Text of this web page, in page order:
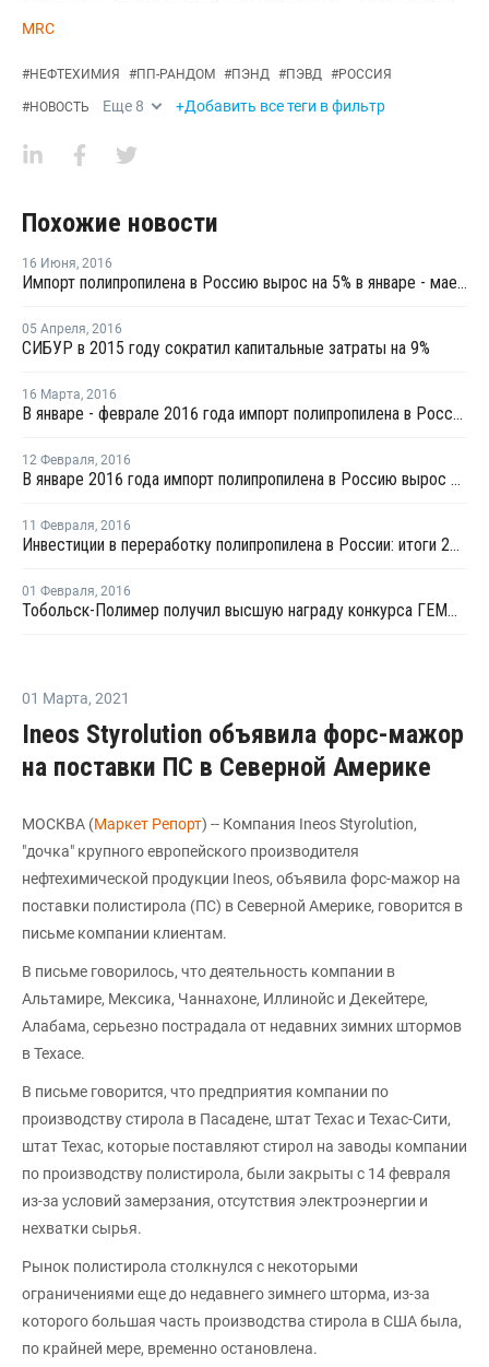
MRC
#НЕФТЕХИМИЯ #ПП-РАНДОМ #ПЭНД #ПЭВД #РОССИЯ
#НОВОСТЬ Еще 8 +Добавить все теги в фильтр
Похожие новости
16 Июня, 2016
Импорт полипропилена в Россию вырос на 5% в январе - мае 2016 года
05 Апреля, 2016
СИБУР в 2015 году сократил капитальные затраты на 9%
16 Марта, 2016
В январе - феврале 2016 года импорт полипропилена в Россию вырос на 3%
12 Февраля, 2016
В январе 2016 года импорт полипропилена в Россию вырос на 27%
11 Февраля, 2016
Инвестиции в переработку полипропилена в России: итоги 2015 года
01 Февраля, 2016
Тобольск-Полимер получил высшую награду конкурса ГЕММА за пленочную марку полипропилена
01 Марта, 2021
Ineos Styrolution объявила форс-мажор
на поставки ПС в Северной Америке
МОСКВА (Маркет Репорт) -- Компания Ineos Styrolution,
"дочка" крупного европейского производителя
нефтехимической продукции Ineos, объявила форс-мажор на
поставки полистирола (ПС) в Северной Америке, говорится в
письме компании клиентам.
В письме говорилось, что деятельность компании в
Альтамире, Мексика, Чаннахоне, Иллинойс и Декейтере,
Алабама, серьезно пострадала от недавних зимних штормов
в Техасе.
В письме говорится, что предприятия компании по
производству стирола в Пасадене, штат Техас и Техас-Сити,
штат Техас, которые поставляют стирол на заводы компании
по производству полистирола, были закрыты с 14 февраля
из-за условий замерзания, отсутствия электроэнергии и
нехватки сырья.
Рынок полистирола столкнулся с некоторыми
ограничениями еще до недавнего зимнего шторма, из-за
которого большая часть производства стирола в США была,
по крайней мере, временно остановлена.